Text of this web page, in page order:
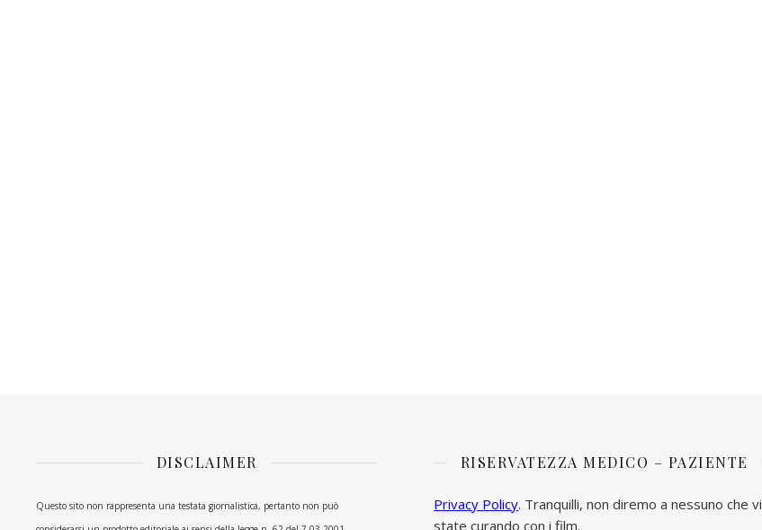
DISCLAIMER
Questo sito non rappresenta una testata giornalistica, pertanto non può
RISERVATEZZA MEDICO – PAZIENTE
Privacy Policy. Tranquilli, non diremo a nessuno che vi
state curando con i film.